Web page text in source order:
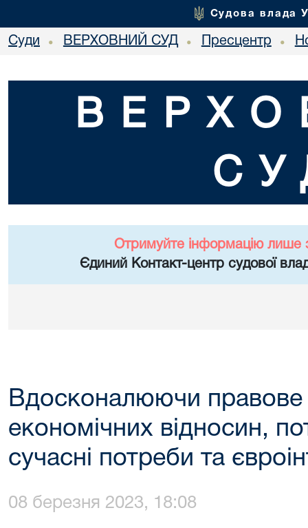
Судова влада
Суди • ВЕРХОВНИЙ СУД • Пресцентр •
Отримуйте інформацію лише
Єдиний Контакт-центр судової
Вдосконалюючи правове
економічних відносин,
сучасні потреби та
08 березня 2023, 18:08